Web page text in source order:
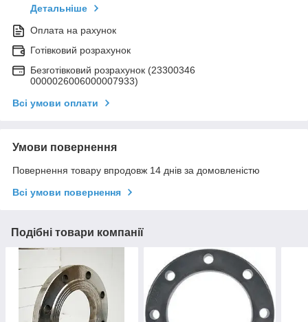
Детальніше
Оплата на рахунок
Готівковий розрахунок
Безготівковий розрахунок (23300346
0000026006000007933)
Всі умови оплати
Умови повернення
Повернення товару впродовж 14 днів за домовленістю
Всі умови повернення
Подібні товари компанії